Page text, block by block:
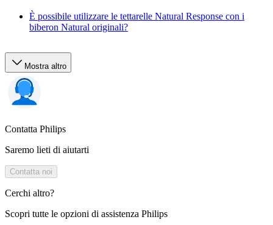
È possibile utilizzare le tettarelle Natural Response con i
biberon Natural originali?
Mostra altro
Contatta Philips
Saremo lieti di aiutarti
Contatta noi
Cerchi altro?
Scopri tutte le opzioni di assistenza Philips